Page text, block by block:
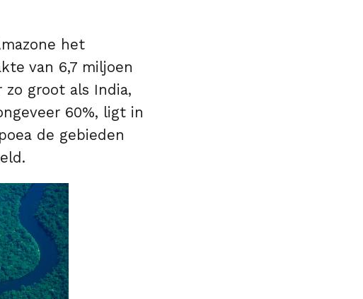
het
van 6,7 miljoen
groot als India,
60%, ligt in
de gebieden